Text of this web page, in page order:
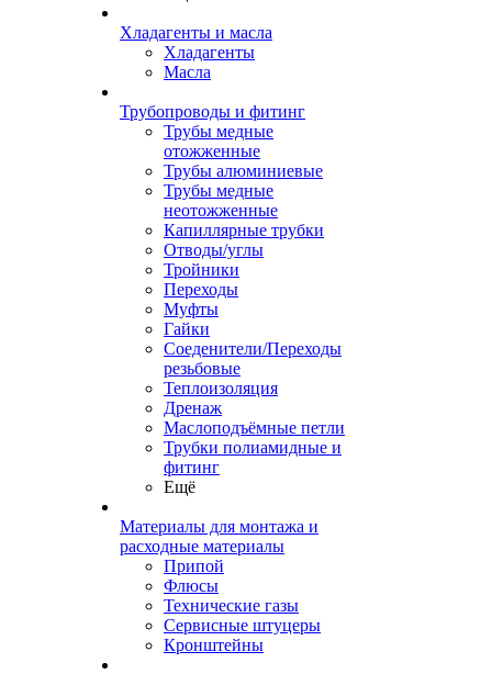
Хладагенты и масла
Хладагенты
Масла
Трубопроводы и фитинг
Трубы медные
отожженные
Трубы алюминиевые
Трубы медные
неотожженные
Капиллярные трубки
Отводы/углы
Тройники
Переходы
Муфты
Гайки
Соеденители/Переходы
резьбовые
Теплоизоляция
Дренаж
Маслоподъёмные петли
Трубки полиамидные и
фитинг
Ещё
Материалы для монтажа и
расходные материалы
Припой
Флюсы
Технические газы
Сервисные штуцеры
Кронштейны